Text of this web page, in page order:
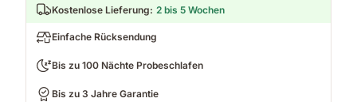
Kostenlose Lieferung: 2 bis 5 Wochen
Einfache Rücksendung
Bis zu 100 Nächte Probeschlafen
Bis zu 3 Jahre Garantie